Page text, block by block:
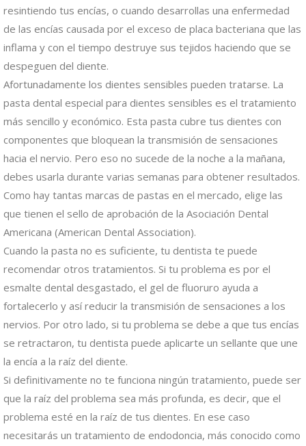
resintiendo tus encías, o cuando desarrollas una enfermedad
de las encías causada por el exceso de placa bacteriana que las
inflama y con el tiempo destruye sus tejidos haciendo que se
despeguen del diente.
Afortunadamente los dientes sensibles pueden tratarse. La
pasta dental especial para dientes sensibles es el tratamiento
más sencillo y económico. Esta pasta cubre tus dientes con
componentes que bloquean la transmisión de sensaciones
hacia el nervio. Pero eso no sucede de la noche a la mañana,
debes usarla durante varias semanas para obtener resultados.
Como hay tantas marcas de pastas en el mercado, elige las
que tienen el sello de aprobación de la Asociación Dental
Americana (American Dental Association).
Cuando la pasta no es suficiente, tu dentista te puede
recomendar otros tratamientos. Si tu problema es por el
esmalte dental desgastado, el gel de fluoruro ayuda a
fortalecerlo y así reducir la transmisión de sensaciones a los
nervios. Por otro lado, si tu problema se debe a que tus encías
se retractaron, tu dentista puede aplicarte un sellante que une
la encía a la raíz del diente.
Si definitivamente no te funciona ningún tratamiento, puede ser
que la raíz del problema sea más profunda, es decir, que el
problema esté en la raíz de tus dientes. En ese caso
necesitarás un tratamiento de endodoncia, más conocido como